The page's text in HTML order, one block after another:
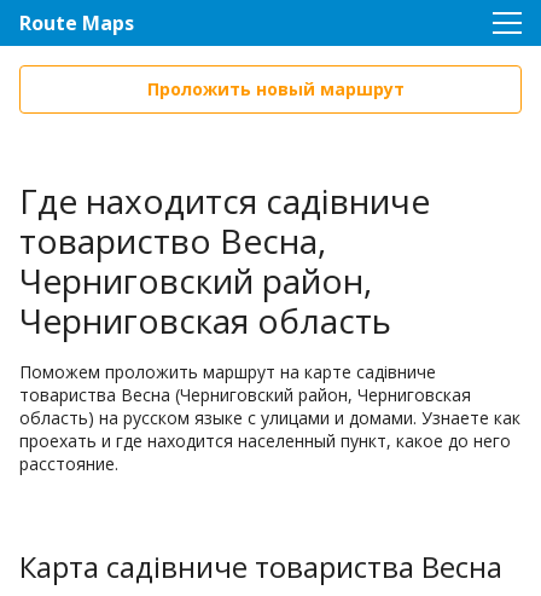
Route Maps
Проложить новый маршрут
Где находится садівниче
товариство Весна,
Черниговский район,
Черниговская область
Поможем проложить маршрут на карте садівниче
товариства Весна (Черниговский район, Черниговская
область) на русском языке с улицами и домами. Узнаете как
проехать и где находится населенный пункт, какое до него
расстояние.
Карта садівниче товариства Весна